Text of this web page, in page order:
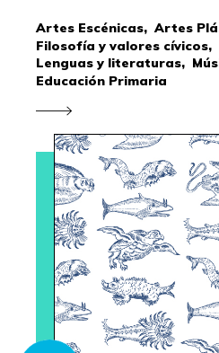
Artes Escénicas, Artes
Filosofía y valores cívicos,
Lenguas y literaturas,
Educación Primaria